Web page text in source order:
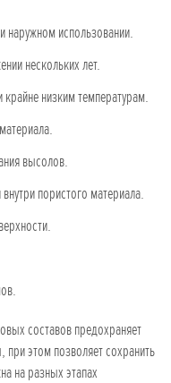
наружном использовании.
нескольких лет.
низким температурам.
высолов.
пористого материала.
составов предохраняет
этом позволяет сохранить
на разных этапах